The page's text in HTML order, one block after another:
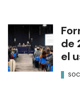
de
el